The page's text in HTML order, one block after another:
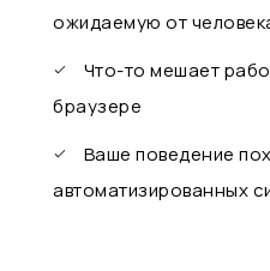
ожидаемую от
Что-то мешает
браузере
Ваше поведение
автоматизированных